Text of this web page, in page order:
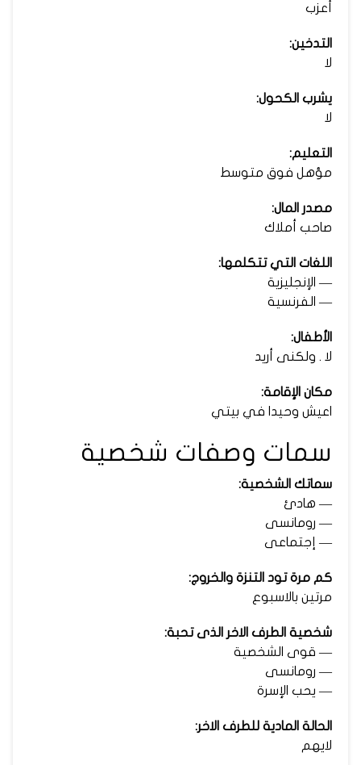
أعزب
التدخين:
لا
يشرب الكحول:
لا
التعليم:
مؤهل فوق متوسط
مصدر المال:
صاحب أملاك
اللغات التي تتكلمها:
— الإنجليزية
— الفرنسية
الأطفال:
لا . ولكنى أريد
مكان الإقامة:
اعيش وحيدا في بيتي
سمات وصفات شخصية
سماتك الشخصية:
— هادئ
— رومانسى
— إجتماعى
كم مرة تود التنزة والخروج:
مرتين بالاسبوع
شخصية الطرف الاخر الذى تحبة:
— قوى الشخصية
— رومانسى
— يحب الإسرة
الحالة المادية للطرف الاخر:
لايهم